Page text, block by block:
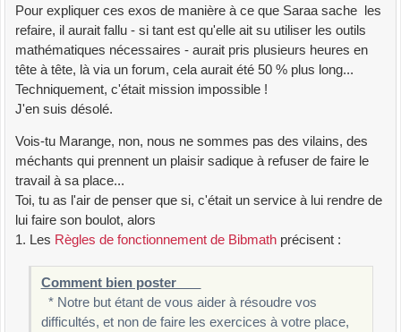
Pour expliquer ces exos de manière à ce que Saraa sache les
refaire, il aurait fallu - si tant est qu'elle ait su utiliser les outils
mathématiques nécessaires - aurait pris plusieurs heures en
tête à tête, là via un forum, cela aurait été 50 % plus long...
Techniquement, c'était mission impossible !
J'en suis désolé.
Vois-tu Marange, non, nous ne sommes pas des vilains, des
méchants qui prennent un plaisir sadique à refuser de faire le
travail à sa place...
Toi, tu as l'air de penser que si, c'était un service à lui rendre de
lui faire son boulot, alors
1. Les Règles de fonctionnement de Bibmath précisent :
Comment bien poster
* Notre but étant de vous aider à résoudre vos
difficultés, et non de faire les exercices à votre place,